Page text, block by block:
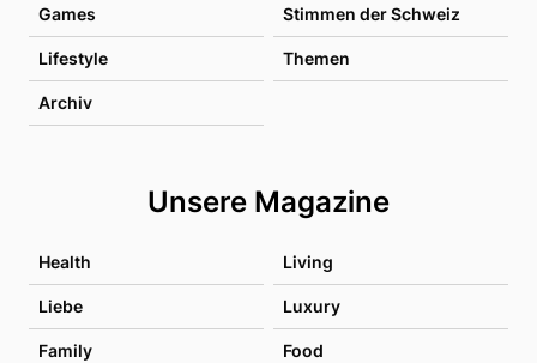
Games Stimmen der Schweiz
Lifestyle Themen
Archiv
Unsere Magazine
Health Living
Liebe Luxury
Family Food